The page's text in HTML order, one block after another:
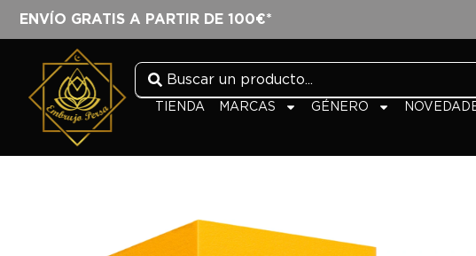
ENVÍO GRATIS A PARTIR DE 100€*
TIENDA MARCAS GÉNERO